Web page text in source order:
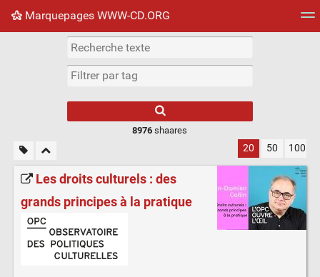
Marquepages WWW-CD.ORG
Nuage de tags Mur d'images
8976 shaares
20 50 100
Les droits culturels : des
grands principes à la pratique